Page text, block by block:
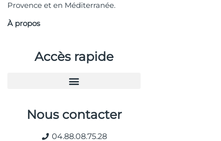
Provence et en Méditerranée.
À propos
Accès rapide
Nous contacter
04.88.08.75.28